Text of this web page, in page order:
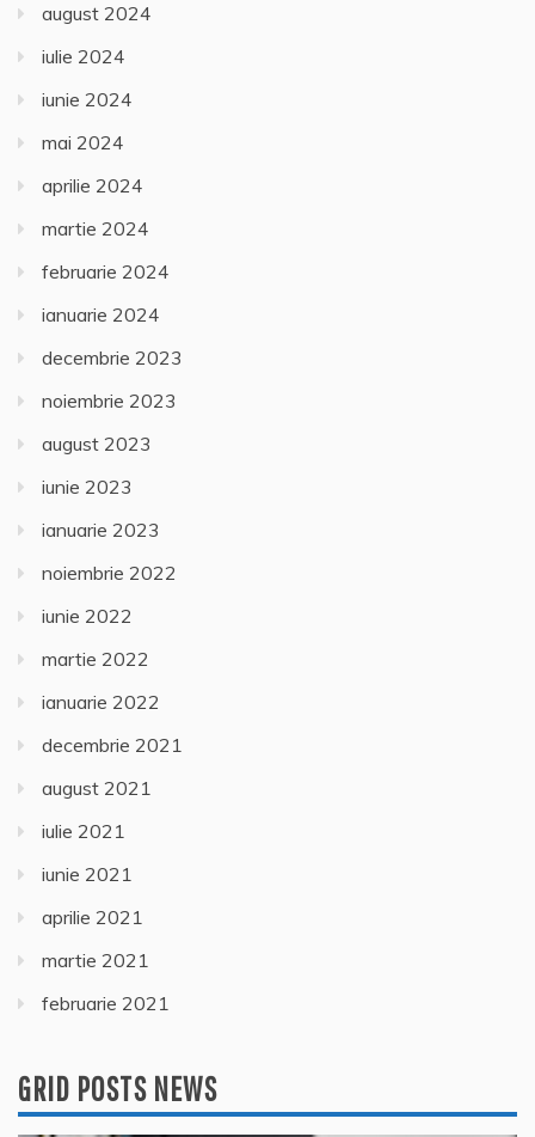
august 2024
iulie 2024
iunie 2024
mai 2024
aprilie 2024
martie 2024
februarie 2024
ianuarie 2024
decembrie 2023
noiembrie 2023
august 2023
iunie 2023
ianuarie 2023
noiembrie 2022
iunie 2022
martie 2022
ianuarie 2022
decembrie 2021
august 2021
iulie 2021
iunie 2021
aprilie 2021
martie 2021
februarie 2021
GRID POSTS NEWS